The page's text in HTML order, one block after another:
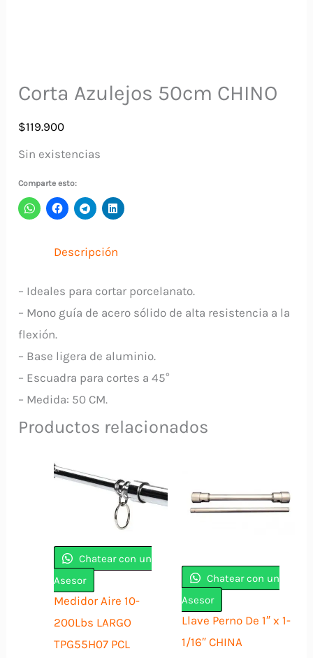
Corta Azulejos 50cm CHINO
$119.900
Sin existencias
Comparte esto:
Descripción
– Ideales para cortar porcelanato.
– Mono guía de acero sólido de alta resistencia a la
flexión.
– Base ligera de aluminio.
– Escuadra para cortes a 45°
– Medida: 50 CM.
Productos relacionados
Chatear con un
Asesor
Medidor Aire 10-
200Lbs LARGO
TPG55H07 PCL
Chatear con un
Asesor
Llave Perno De 1″ x 1-
1/16″ CHINA